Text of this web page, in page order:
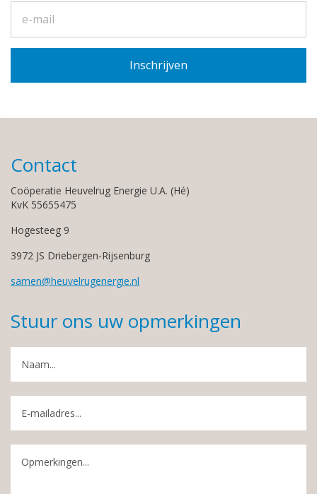
Contact
Coöperatie Heuvelrug Energie U.A. (Hé)
KvK 55655475
Hogesteeg 9
3972 JS Driebergen-Rijsenburg
samen@heuvelrugenergie.nl
Stuur ons uw opmerkingen